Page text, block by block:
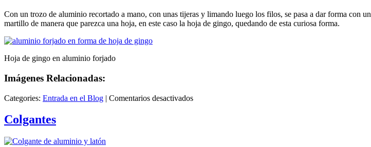
aluminio
Con un trozo de aluminio recortado a mano, con unas tijeras y limando luego los filos, se pasa a dar forma con un
martillo de manera que parezca una hoja, en este caso la hoja de gingo, quedando de esta curiosa forma.
Hoja de gingo en aluminio forjado
Imágenes Relacionadas:
Categories: Entrada en el Blog | Comentarios desactivadosen
Colgantes